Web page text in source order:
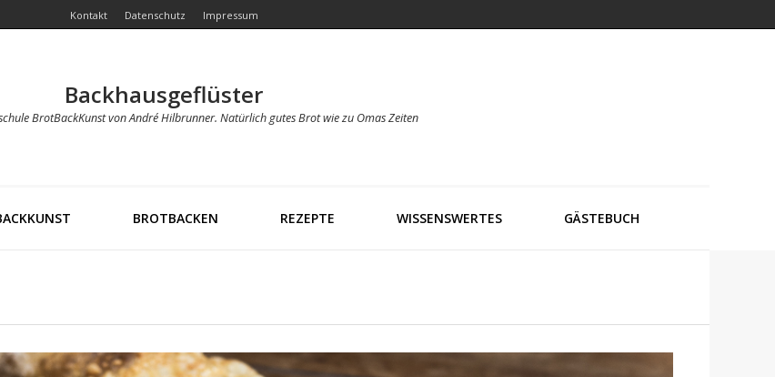
Kontakt Datenschutz Impressum
Backhausgeflüster
BrotBackKunst von André Hilbrunner. Natürlich gutes Brot wie zu Omas Zeiten
BROTBACKEN REZEPTE WISSENSWERTES GÄSTEBUCH